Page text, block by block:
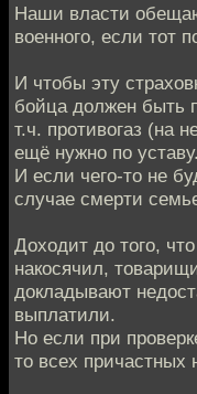
Наши власти
военного, если тот
И чтобы эту
бойца должен быть
т.ч. противогаз (на
ещё нужно по уставу.
И если чего-то не
случае смерти
Доходит до того,
накосячил,
докладывают
выплатили.
Но если при
то всех причастных